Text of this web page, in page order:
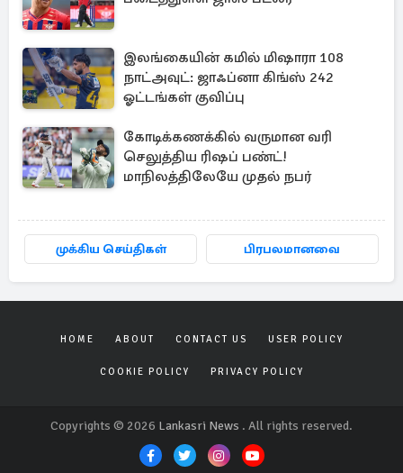
இலங்கையின் கமில் மிஷாரா 108
நாட்அவுட்: ஜாஃப்னா கிங்ஸ் 242
ஓட்டங்கள் குவிப்பு
கோடிக்கணக்கில் வருமான வரி
செலுத்திய ரிஷப் பண்ட்!
மாநிலத்திலேயே முதல் நபர்
முக்கிய செய்திகள் பிரபலமானவை
HOME ABOUT CONTACT US USER POLICY
COOKIE POLICY PRIVACY POLICY
Copyrights © 2026 Lankasri News . All rights reserved.